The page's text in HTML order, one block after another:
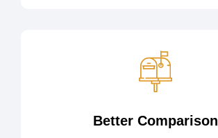
Better Comparison